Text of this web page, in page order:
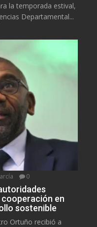
la temporada estival,
Departamental...
0
en
sostenible
Ortuño recibió a